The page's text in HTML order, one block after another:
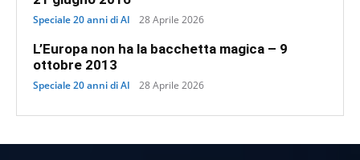
Speciale 20 anni di AI 28 Aprile 2026
L’Europa non ha la bacchetta magica – 9
ottobre 2013
Speciale 20 anni di AI 28 Aprile 2026